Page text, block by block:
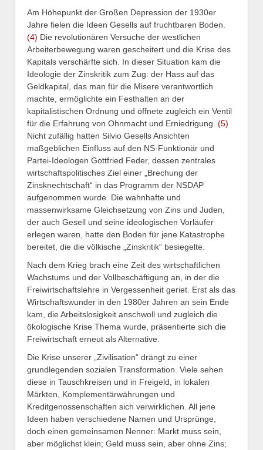
Am Höhepunkt der Großen Depression der 1930er
Jahre fielen die Ideen Gesells auf fruchtbaren Boden.
(4) Die revolutionären Versuche der westlichen
Arbeiterbewegung waren gescheitert und die Krise des
Kapitals verschärfte sich. In dieser Situation kam die
Ideologie der Zinskritik zum Zug: der Hass auf das
Geldkapital, das man für die Misere verantwortlich
machte, ermöglichte ein Festhalten an der
kapitalistischen Ordnung und öffnete zugleich ein Ventil
für die Erfahrung von Ohnmacht und Erniedrigung. (5)
Nicht zufällig hatten Silvio Gesells Ansichten
maßgeblichen Einfluss auf den NS-Funktionär und
Partei-Ideologen Gottfried Feder, dessen zentrales
wirtschaftspolitisches Ziel einer „Brechung der
Zinsknechtschaft“ in das Programm der NSDAP
aufgenommen wurde. Die wahnhafte und
massenwirksame Gleichsetzung von Zins und Juden,
der auch Gesell und seine ideologischen Vorläufer
erlegen waren, hatte den Boden für jene Katastrophe
bereitet, die die völkische „Zinskritik“ besiegelte.
Nach dem Krieg brach eine Zeit des wirtschaftlichen
Wachstums und der Vollbeschäftigung an, in der die
Freiwirtschaftslehre in Vergessenheit geriet. Erst als das
Wirtschaftswunder in den 1980er Jahren an sein Ende
kam, die Arbeitslosigkeit anschwoll und zugleich die
ökologische Krise Thema wurde, präsentierte sich die
Freiwirtschaft erneut als Alternative.
Die Krise unserer „Zivilisation“ drängt zu einer
grundlegenden sozialen Transformation. Viele sehen
diese in Tauschkreisen und in Freigeld, in lokalen
Märkten, Komplementärwährungen und
Kreditgenossenschaften sich verwirklichen. All jene
Ideen haben verschiedene Namen und Ursprünge,
doch einen gemeinsamen Nenner: Markt muss sein,
aber möglichst klein; Geld muss sein, aber ohne Zins;